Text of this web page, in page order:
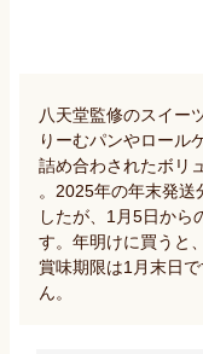
八天堂監修のスイー
りーむパンやロール
詰め合わされたボリ
。2025年の年末発送
したが、1月5日から
す。年明けに買うと
賞味期限は1月末日
ん。